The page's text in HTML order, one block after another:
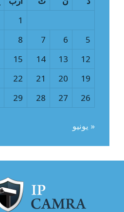
1
5
6
7
8
12
13
14
15
19
20
21
22
26
27
28
29
« يونيو